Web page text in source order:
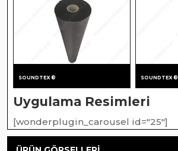
SOUNDTEX ® SOUNDTEX ®
Uygulama Resimleri
[wonderplugin_carousel id="25"]